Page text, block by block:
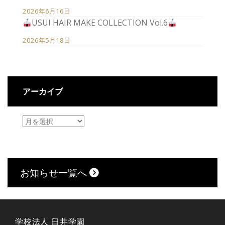
2026年6月16日
USUI HAIR MAKE COLLECTION Vol.6
2026年5月18日
アーカイブ
お知らせ一覧へ
学校法人 臼井学園